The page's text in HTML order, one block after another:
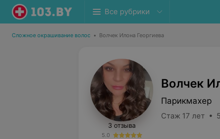
Все рубрики
Сложное окрашивание волос • Волчек Илона Георгиева
3 отзыва
5.0
Волчек
Парикмахер
Стаж 17 лет •